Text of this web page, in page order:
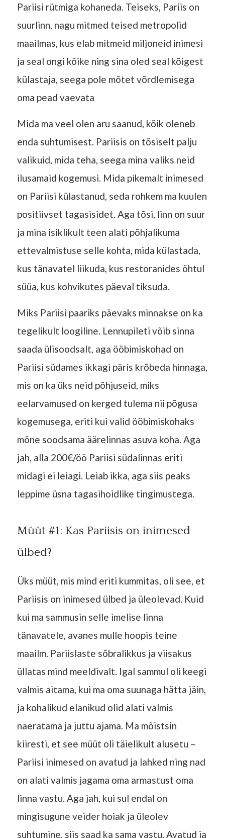
Pariisi rütmiga kohaneda. Teiseks, Pariis on
suurlinn, nagu mitmed teised metropolid
maailmas, kus elab mitmeid miljoneid inimesi
ja seal ongi kõike ning sina oled seal kõigest
külastaja, seega pole mõtet võrdlemisega
oma pead vaevata
Mida ma veel olen aru saanud, kõik oleneb
enda suhtumisest. Pariisis on tõsiselt palju
valikuid, mida teha, seega mina valiks neid
ilusamaid kogemusi. Mida pikemalt inimesed
on Pariisi külastanud, seda rohkem ma kuulen
positiivset tagasisidet. Aga tõsi, linn on suur
ja mina isiklikult teen alati põhjalikuma
ettevalmistuse selle kohta, mida külastada,
kus tänavatel liikuda, kus restoranides õhtul
süüa, kus kohvikutes päeval tiksuda.
Miks Pariisi paariks päevaks minnakse on ka
tegelikult loogiline. Lennupileti võib sinna
saada ülisoodsalt, aga ööbimiskohad on
Pariisi südames ikkagi päris krõbeda hinnaga,
mis on ka üks neid põhjuseid, miks
eelarvamused on kerged tulema nii põgusa
kogemusega, eriti kui valid ööbimiskohaks
mõne soodsama äärelinnas asuva koha. Aga
jah, alla 200€/öö Pariisi südalinnas eriti
midagi ei leiagi. Leiab ikka, aga siis peaks
leppime üsna tagasihoidlike tingimustega.
Müüt #1: Kas Pariisis on inimesed
ülbed?
Üks müüt, mis mind eriti kummitas, oli see, et
Pariisis on inimesed ülbed ja üleolevad. Kuid
kui ma sammusin selle imelise linna
tänavatele, avanes mulle hoopis teine
maailm. Pariislaste sõbralikkus ja viisakus
üllatas mind meeldivalt. Igal sammul oli keegi
valmis aitama, kui ma oma suunaga hätta jäin,
ja kohalikud elanikud olid alati valmis
naeratama ja juttu ajama. Ma mõistsin
kiiresti, et see müüt oli täielikult alusetu –
Pariisi inimesed on avatud ja lahked ning nad
on alati valmis jagama oma armastust oma
linna vastu. Aga jah, kui sul endal on
mingisugune veider hoiak ja üleolev
suhtumine, siis saad ka sama vastu. Avatud ja